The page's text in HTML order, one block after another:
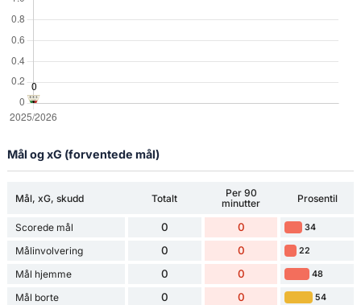
Mål og xG (forventede mål)
Mål, xG, skudd Totalt
Per 90
minutter
Prosentil
Scorede mål 0 0 34
Målinvolvering 0 0 22
Mål hjemme 0 0 48
Mål borte 0 0 54